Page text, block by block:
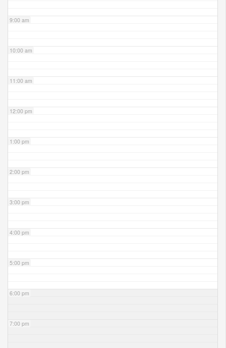
9:00 am
10:00 am
11:00 am
12:00 pm
1:00 pm
2:00 pm
3:00 pm
4:00 pm
5:00 pm
6:00 pm
7:00 pm